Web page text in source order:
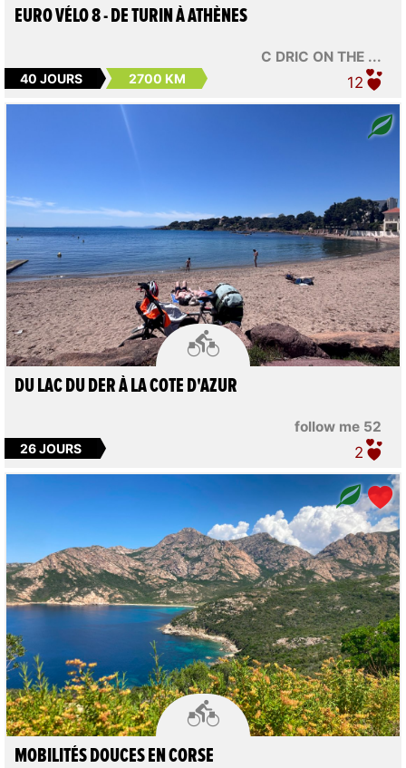
C DRIC ON THE ...
EURO VÉLO 8 - DE TURIN À ATHÈNES
40 JOURS 2700 KM 12

follow me 52
DU LAC DU DER À LA COTE D'AZUR
26 JOURS 2

MOBILITÉS DOUCES EN CORSE